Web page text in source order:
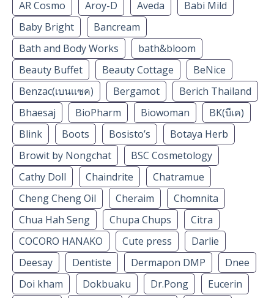
AR Cosmo Aroy-D Aveda
Babi Mild
Baby Bright
Bancream
Bath and Body Works
bath&bloom
Beauty Buffet
Beauty Cottage
BeNice
Benzac(เบนเเซค)
Bergamot
Berich Thailand
Bhaesaj
BioPharm Biowoman
BK(บีเค)
Blink
Boots Bosisto’s
Botaya Herb
Browit by Nongchat
BSC Cosmetology
Cathy Doll
Chaindrite
Chatramue
Cheng Cheng Oil
Cheraim
Chomnita
Chua Hah Seng
Chupa Chups
Citra
COCORO HANAKO
Cute press
Darlie
Deesay
Dentiste Dermapon DMP
Dnee
Doi kham
Dokbuaku Dr.Pong
Eucerin